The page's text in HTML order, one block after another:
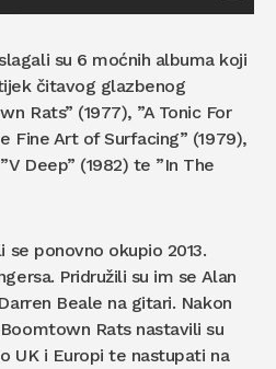
su 6 moćnih albuma koji
čitavog glazbenog
Rats” (1977), ”A Tonic For
Fine Art of Surfacing” (1979),
Deep” (1982) te ”In The
se ponovno okupio 2013.
Pridružili su im se Alan
Beale na gitari. Nakon
Rats nastavili su
UK i Europi te nastupati na